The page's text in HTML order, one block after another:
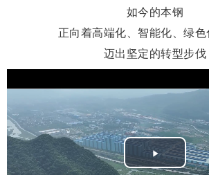
如今的本钢
正向着高端化、智能化、绿
迈出坚定的转型步伐
Play